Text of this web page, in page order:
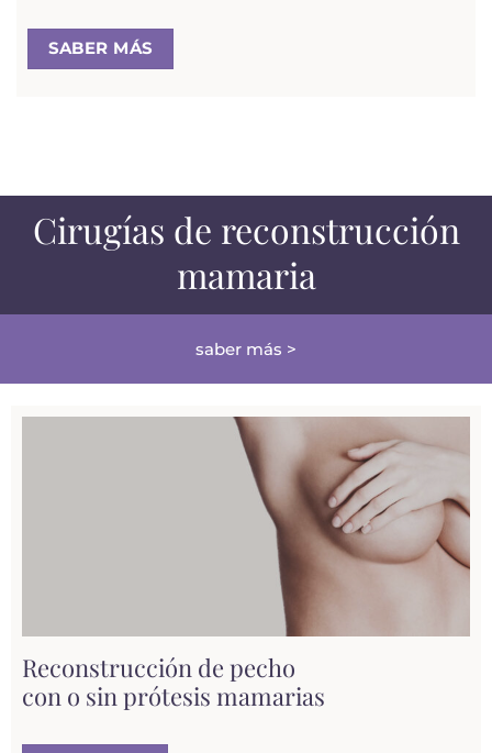
SABER MÁS
Cirugías de reconstrucción
mamaria
saber más >
Reconstrucción de pecho
con o sin prótesis mamarias